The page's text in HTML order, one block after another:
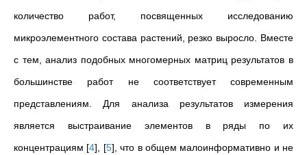
количество работ, посвященных исследованию
микроэлементного состава растений, резко выросло. Вместе
с тем, анализ подобных многомерных матриц результатов в
большинстве работ не соответствует современным
представлениям. Для анализа результатов измерения
является выстраивание элементов в ряды по их
концентрациям [4] [5] , что в общем малоинформативно и не